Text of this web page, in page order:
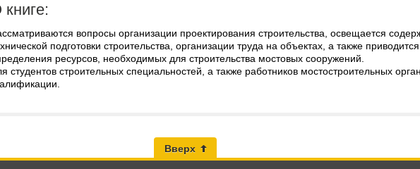
вопросы организации проектирования строительства, освещается
подготовки строительства, организации труда на объектах, а также
ресурсов, необходимых для строительства мостовых сооружений.
студентов строительных специальностей, а также работников мостостроительных
Вверх